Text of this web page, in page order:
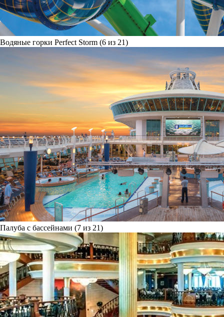
Водяные горки Perfect Storm (6 из 21)
Палуба с бассейнами (7 из 21)